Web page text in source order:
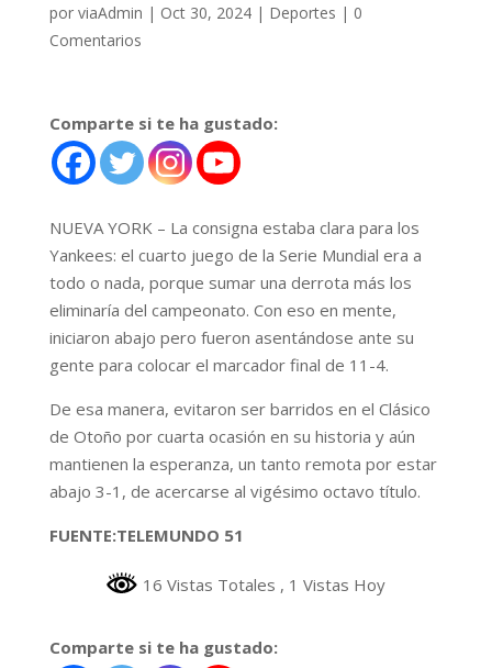
por viaAdmin | Oct 30, 2024| Deportes | 0
Comentarios
Comparte si te ha gustado:
NUEVA YORK – La consigna estaba clara para los
Yankees: el cuarto juego de la Serie Mundial era a
todo o nada, porque sumar una derrota más los
eliminaría del campeonato. Con eso en mente,
iniciaron abajo pero fueron asentándose ante su
gente para colocar el marcador final de 11-4.
De esa manera, evitaron ser barridos en el Clásico
de Otoño por cuarta ocasión en su historia y aún
mantienen la esperanza, un tanto remota por estar
abajo 3-1, de acercarse al vigésimo octavo título.
FUENTE:TELEMUNDO 51
16 Vistas Totales , 1 Vistas Hoy
Comparte si te ha gustado: